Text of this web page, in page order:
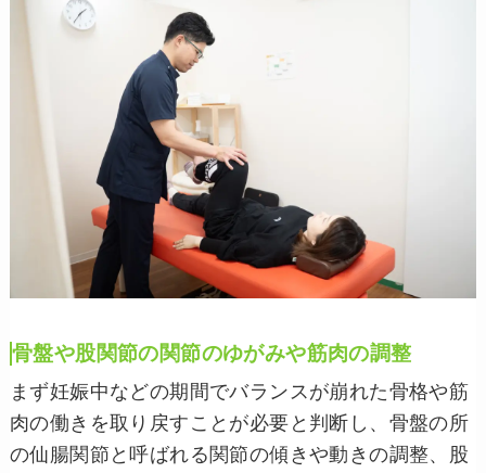
骨盤や股関節の関節のゆがみや筋肉の調整
まず妊娠中などの期間でバランスが崩れた骨格や筋
肉の働きを取り戻すことが必要と判断し、骨盤の所
の仙腸関節と呼ばれる関節の傾きや動きの調整、股